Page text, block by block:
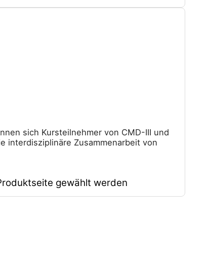
sich Kursteilnehmer von CMD-III und
interdisziplinäre Zusammenarbeit von
gewählt werden